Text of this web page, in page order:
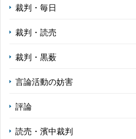
裁判・毎日
裁判・読売
裁判・黒薮
言論活動の妨害
評論
読売・濱中裁判